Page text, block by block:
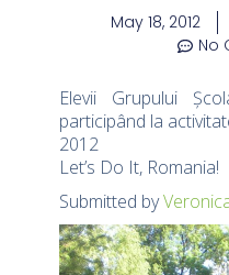
May 18, 2012
No
Elevii Grupului
participând la
2012
Let’s Do It, Romania!
Submitted by